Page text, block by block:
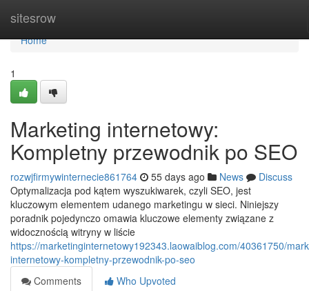
sitesrow
Home
Home
1
Marketing internetowy:
Kompletny przewodnik po SEO
rozwjfirmywinternecie861764 55 days ago News
Discuss
Optymalizacja pod kątem wyszukiwarek, czyli SEO, jest
kluczowym elementem udanego marketingu w sieci. Niniejszy
poradnik pojedynczo omawia kluczowe elementy związane z
widocznością witryny w liście
https://marketinginternetowy192343.laowaiblog.com/40361750/
internetowy-kompletny-przewodnik-po-seo
Comments
Who Upvoted